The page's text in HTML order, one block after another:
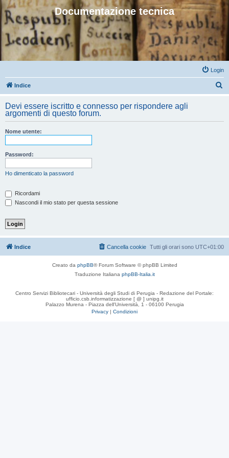
Documentazione tecnica
Login
Indice
c
Devi essere iscritto e connesso per rispondere agli
argomenti di questo forum.
Nome utente:
Password:
Ho dimenticato la password
Ricordami
Nascondi il mio stato per questa sessione
Indice Tutti gli orari sono UTC+01:00
Cancella cookie
Creato da phpBB® Forum Software © phpBB Limited
Traduzione Italiana phpBB-Italia.it
Centro Servizi Bibliotecari - Università degli Studi di Perugia - Redazione del Portale:
ufficio.csb.informatizzazione [ @ ] unipg.it
Palazzo Murena - Piazza dell'Università, 1 - 06100 Perugia
Privacy | Condizioni